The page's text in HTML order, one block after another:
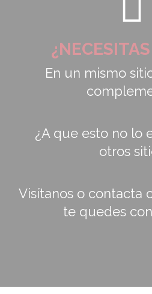
En un mismo
¿A que esto no lo
otros
Visítanos o contacta
te quedes